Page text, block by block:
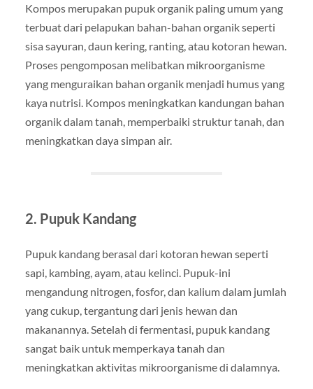
Kompos merupakan pupuk organik paling umum yang
terbuat dari pelapukan bahan-bahan organik seperti
sisa sayuran, daun kering, ranting, atau kotoran hewan.
Proses pengomposan melibatkan mikroorganisme
yang menguraikan bahan organik menjadi humus yang
kaya nutrisi. Kompos meningkatkan kandungan bahan
organik dalam tanah, memperbaiki struktur tanah, dan
meningkatkan daya simpan air.
2. Pupuk Kandang
Pupuk kandang berasal dari kotoran hewan seperti
sapi, kambing, ayam, atau kelinci. Pupuk-ini
mengandung nitrogen, fosfor, dan kalium dalam jumlah
yang cukup, tergantung dari jenis hewan dan
makanannya. Setelah di fermentasi, pupuk kandang
sangat baik untuk memperkaya tanah dan
meningkatkan aktivitas mikroorganisme di dalamnya.